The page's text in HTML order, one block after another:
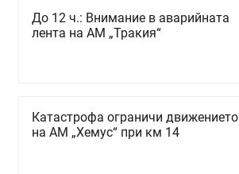
До 12 ч.: Внимание в аварийната
лента на АМ „Тракия“
Катастрофа ограничи движението
на АМ „Хемус“ при км 14